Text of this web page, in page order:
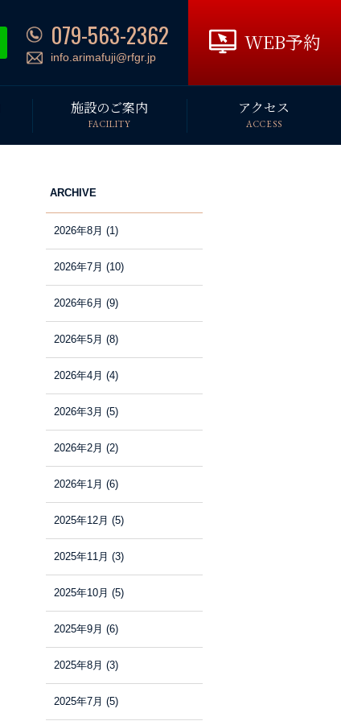
079-563-2362
info.arimafuji@rfgr.jp
WEB予約
施設のご案内
FACILITY
アクセス
ACCESS
ARCHIVE
2026年8月 (1)
2026年7月 (10)
2026年6月 (9)
2026年5月 (8)
2026年4月 (4)
2026年3月 (5)
2026年2月 (2)
2026年1月 (6)
2025年12月 (5)
2025年11月 (3)
2025年10月 (5)
2025年9月 (6)
2025年8月 (3)
2025年7月 (5)